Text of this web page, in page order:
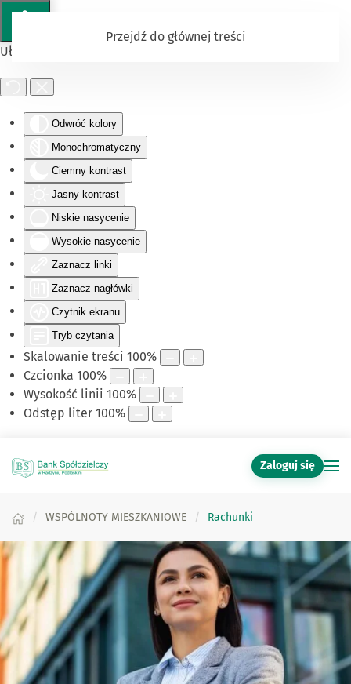
Ułatwienia dostępu
Odwróć kolory
Monochromatyczny
Ciemny kontrast
Jasny kontrast
Niskie nasycenie
Wysokie nasycenie
Zaznacz linki
Zaznacz nagłówki
Czytnik ekranu
Tryb czytania
Skalowanie treści 100%
Czcionka 100%
Wysokość linii 100%
Odstęp liter 100%
Przejdź do głównej treści
Zaloguj się
WSPÓLNOTY MIESZKANIOWE Rachunki